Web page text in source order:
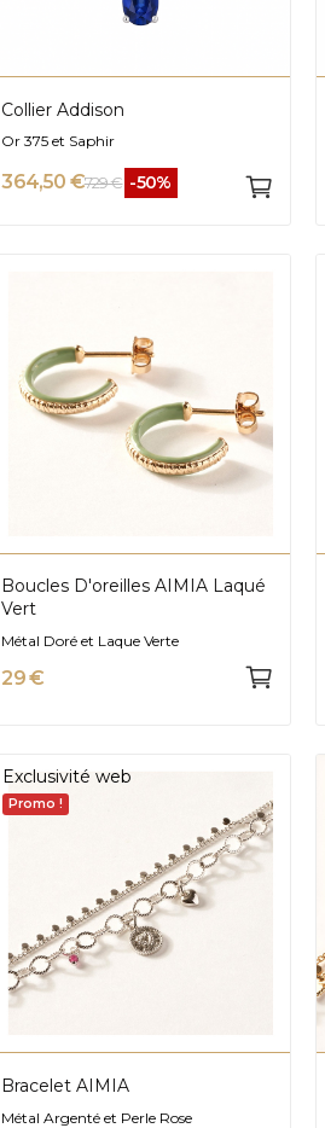
Collier Addison
Or 375 et Saphir
364,50 €729 € -50%
Boucles D'oreilles AIMIA Laqué
Vert
Métal Doré et Laque Verte
29 €
Exclusivité web
Promo !
Bracelet AIMIA
Métal Argenté et Perle Rose